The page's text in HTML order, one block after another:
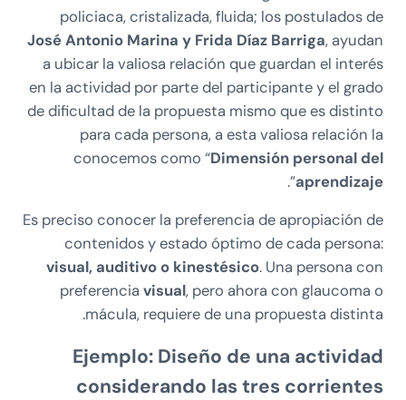
policiaca, cristalizada, fluida; los postulados de
José Antonio Marina y Frida Díaz Barriga, ayudan
a ubicar la valiosa relación que guardan el interés
en la actividad por parte del participante y el grado
de dificultad de la propuesta mismo que es distinto
para cada persona, a esta valiosa relación la
conocemos como “Dimensión personal del
aprendizaje
”.
Es preciso conocer la preferencia de apropiación de
contenidos y estado óptimo de cada persona:
visual, auditivo o kinestésico. Una persona con
preferenciavisual, pero ahora con glaucoma o
mácula, requiere de una propuesta distinta.
Ejemplo: Diseño de una actividad
considerando las tres corrientes